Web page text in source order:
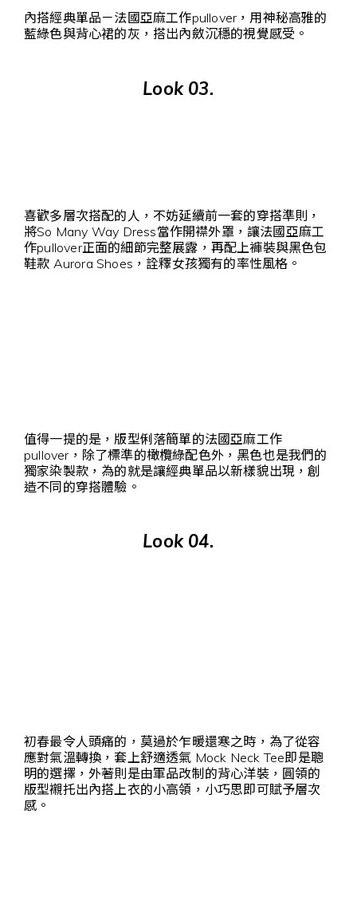
內搭經典單品－法國亞麻工作pullover，用神秘高雅的
藍綠色與背心裙的灰，搭出內斂沉穩的視覺感受。
Look 03.
喜歡多層次搭配的人，不妨延續前一套的穿搭準則，
將So Many Way Dress當作開襟外罩，讓法國亞麻工
作pullover正面的細節完整展露，再配上褲裝與黑色包
鞋款 Aurora Shoes，詮釋女孩獨有的率性風格。
值得一提的是，版型俐落簡單的法國亞麻工作
pullover，除了標準的橄欖綠配色外，黑色也是我們的
獨家染製款，為的就是讓經典單品以新樣貌出現，創
造不同的穿搭體驗。
Look 04.
初春最令人頭痛的，莫過於乍暖還寒之時，為了從容
應對氣溫轉換，套上舒適透氣 Mock Neck Tee即是聰
明的選擇，外著則是由軍品改制的背心洋裝，圓領的
版型襯托出內搭上衣的小高領，小巧思即可賦予層次
感。